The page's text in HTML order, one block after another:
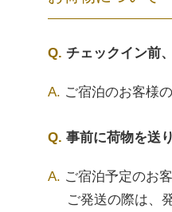
チェックイン前
ご宿泊のお客様
事前に荷物を送
ご宿泊予定のお
ご発送の際は、